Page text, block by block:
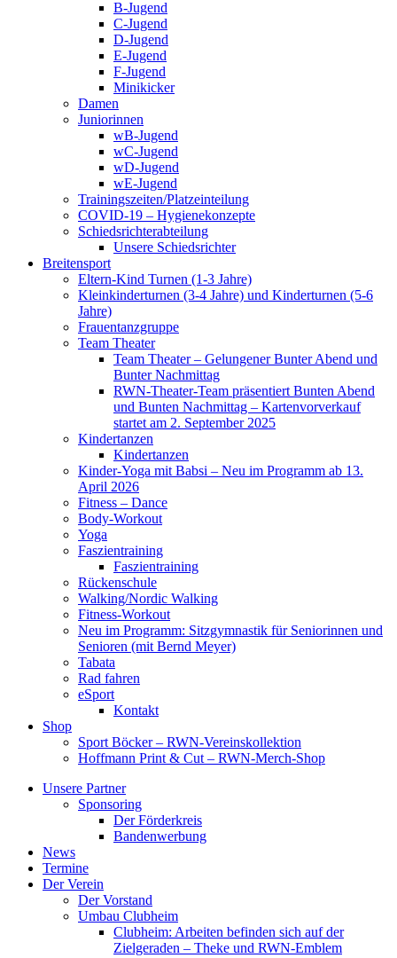
B-Jugend
C-Jugend
D-Jugend
E-Jugend
F-Jugend
Minikicker
Damen
Juniorinnen
wB-Jugend
wC-Jugend
wD-Jugend
wE-Jugend
Trainingszeiten/Platzeinteilung
COVID-19 – Hygienekonzepte
Schiedsrichterabteilung
Unsere Schiedsrichter
Breitensport
Eltern-Kind Turnen (1-3 Jahre)
Kleinkinderturnen (3-4 Jahre) und Kinderturnen (5-6
Jahre)
Frauentanzgruppe
Team Theater
Team Theater – Gelungener Bunter Abend und
Bunter Nachmittag
RWN-Theater-Team präsentiert Bunten Abend
und Bunten Nachmittag – Kartenvorverkauf
startet am 2. September 2025
Kindertanzen
Kindertanzen
Kinder-Yoga mit Babsi – Neu im Programm ab 13.
April 2026
Fitness – Dance
Body-Workout
Yoga
Faszientraining
Faszientraining
Rückenschule
Walking/Nordic Walking
Fitness-Workout
Neu im Programm: Sitzgymnastik für Seniorinnen und
Senioren (mit Bernd Meyer)
Tabata
Rad fahren
eSport
Kontakt
Shop
Sport Böcker – RWN-Vereinskollektion
Hoffmann Print & Cut – RWN-Merch-Shop
Unsere Partner
Sponsoring
Der Förderkreis
Bandenwerbung
News
Termine
Der Verein
Der Vorstand
Umbau Clubheim
Clubheim: Arbeiten befinden sich auf der
Zielgeraden – Theke und RWN-Emblem